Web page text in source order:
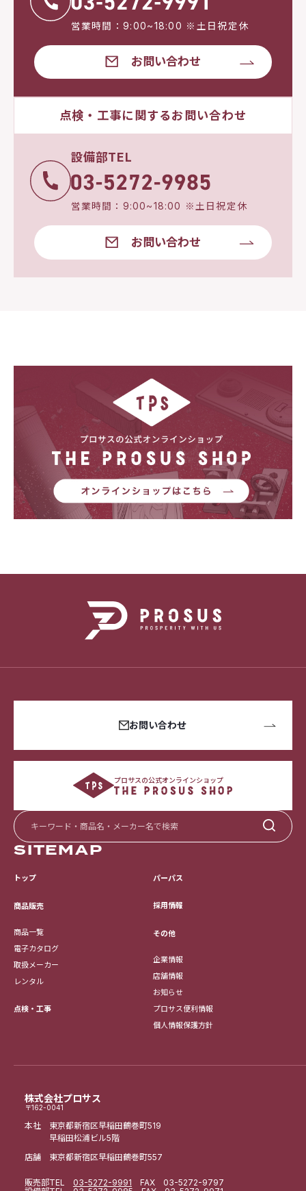
営業時間：9:00~18:00 ※土日祝定休
お問い合わせ
点検・工事に関するお問い合わせ
設備部TEL
営業時間：9:00~18:00 ※土日祝定休
お問い合わせ
株式会社プロサス
〒162-0041
本社 東京都新宿区早稲田鶴巻町519
早稲田松浦ビル5階
店舗 東京都新宿区早稲田鶴巻町557
販売部TEL 03-5272-9991 FAX 03-5272-9797
お問い合わせ
プロサスの公式オンラインショップ
SITEMAP
トップ
商品販売
商品一覧
電子カタログ
取扱メーカー
レンタル
点検・工事
パーパス
採用情報
その他
企業情報
店舗情報
お知らせ
プロサス便利情報
個人情報保護方針